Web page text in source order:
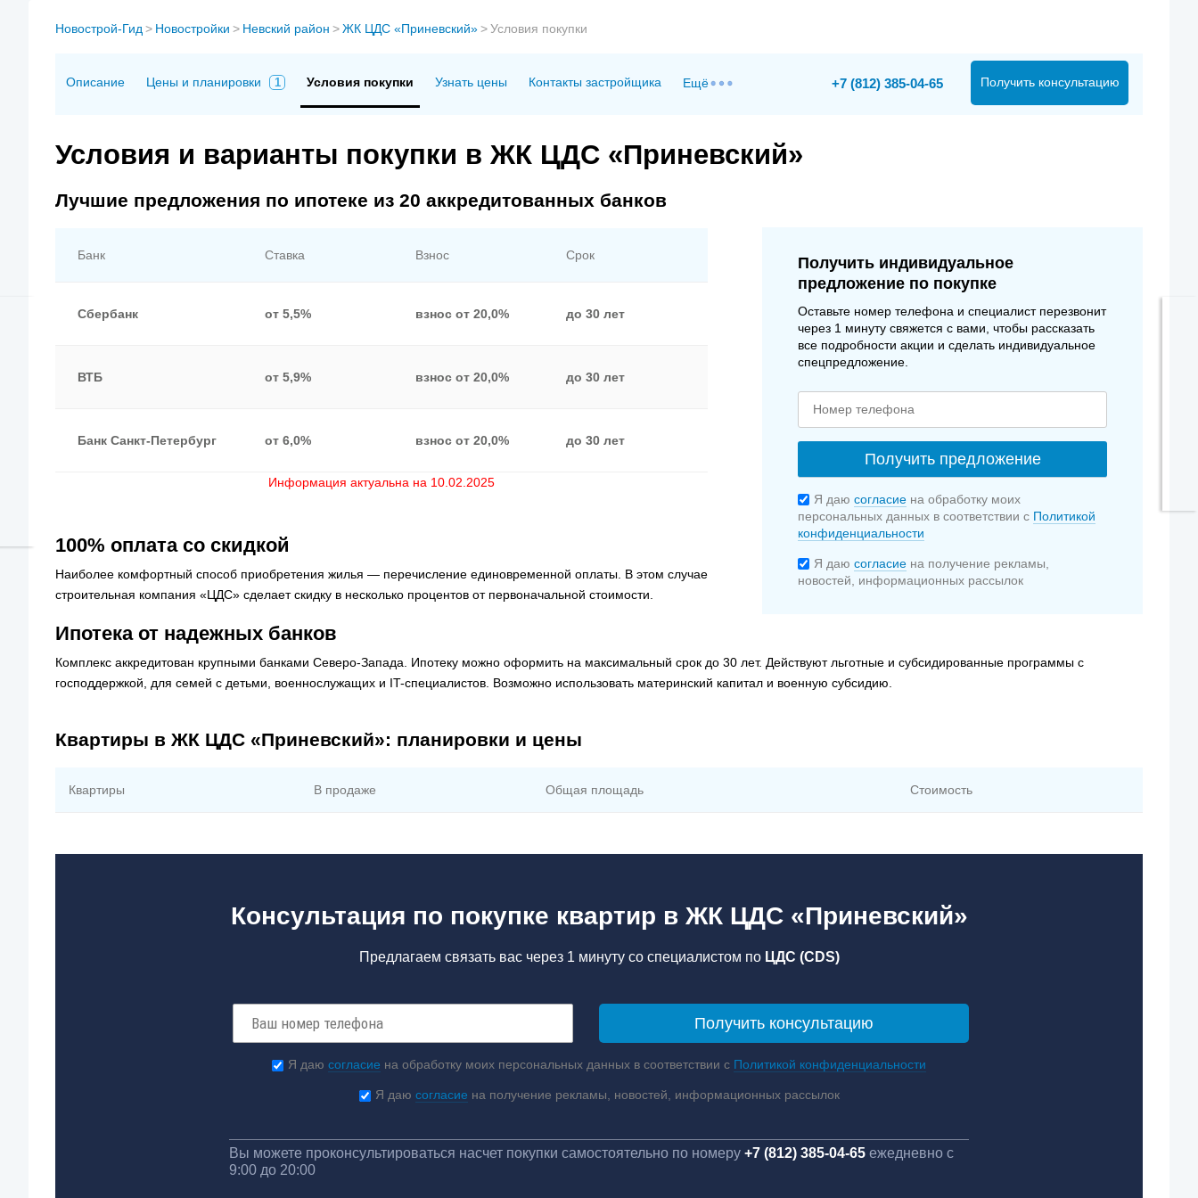
Новострой-Гид > Новостройки > Невский район >ЖК ЦДС «Приневский»>Условия покупки
Описание Цены и планировки 1 Условия покупки Узнать цены Контакты застройщика Ещё Получить консультацию
+7 (812) 385-04-65
Условия и варианты покупки в ЖК ЦДС «Приневский»
Лучшие предложения по ипотеке из 20 аккредитованных банков
Банк Ставка Взнос Срок
Сбербанк от 5,5% взнос от 20,0% до 30 лет
ВТБ от 5,9% взнос от 20,0% до 30 лет
Банк Санкт-Петербург от 6,0% взнос от 20,0% до 30 лет
Информация актуальна на 10.02.2025
Получить индивидуальное
предложение по покупке
Оставьте номер телефона и специалист перезвонит
через 1 минуту свяжется с вами, чтобы рассказать
все подробности акции и сделать индивидуальное
спецпредложение.
Я даюсогласие на обработку моих
персональных данных в соответствии с Политикой
конфиденциальности
Я даюсогласие на получение рекламы,
новостей, информационных рассылок
100% оплата со скидкой
Наиболее комфортный способ приобретения жилья — перечисление единовременной оплаты. В этом случае
строительная компания «ЦДС» сделает скидку в несколько процентов от первоначальной стоимости.
Ипотека от надежных банков
Комплекс аккредитован крупными банками Северо-Запада. Ипотеку можно оформить на максимальный срок до 30 лет. Действуют льготные и субсидированные программы с
господдержкой, для семей с детьми, военнослужащих и IT-специалистов. Возможно использовать материнский капитал и военную субсидию.
Квартиры в ЖК ЦДС «Приневский»: планировки и цены
Квартиры В продаже Общая площадь Стоимость
Консультация по покупке квартир в ЖК ЦДС «Приневский»
Предлагаем связать вас через 1 минуту со специалистом по ЦДС (CDS)
Я даю согласие на обработку моих персональных данных в соответствии с Политикой конфиденциальности
Я даю согласие на получение рекламы, новостей, информационных рассылок
Вы можете проконсультироваться насчет покупки самостоятельно по номеру+7 (812) 385-04-65 ежедневно с
9:00 до 20:00